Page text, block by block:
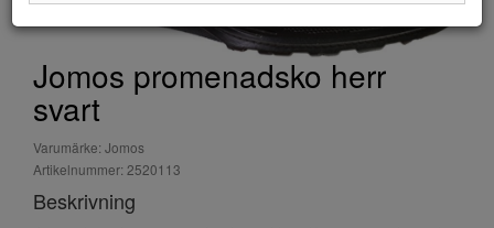
Jomos promenadsko herr
svart
Varumärke: Jomos
Artikelnummer: 2520113
Beskrivning